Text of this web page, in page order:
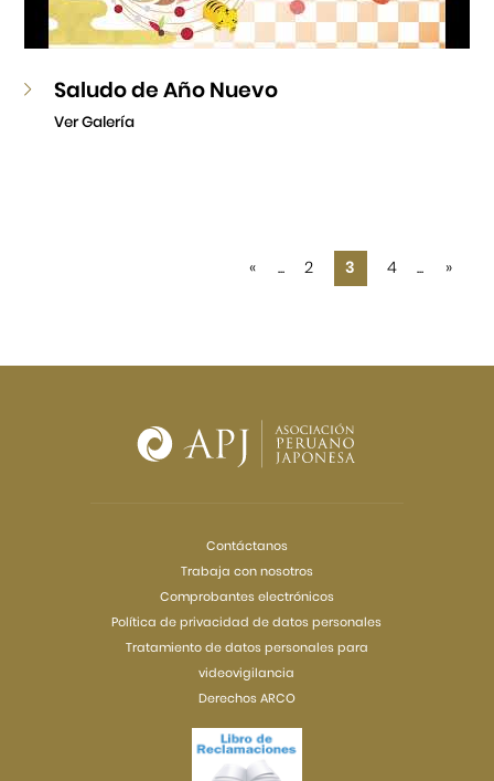
Saludo de Año Nuevo
Ver Galería
« ... 2 3 4 ... »
Contáctanos
Trabaja con nosotros
Comprobantes electrónicos
Política de privacidad de datos personales
Tratamiento de datos personales para
videovigilancia
Derechos ARCO